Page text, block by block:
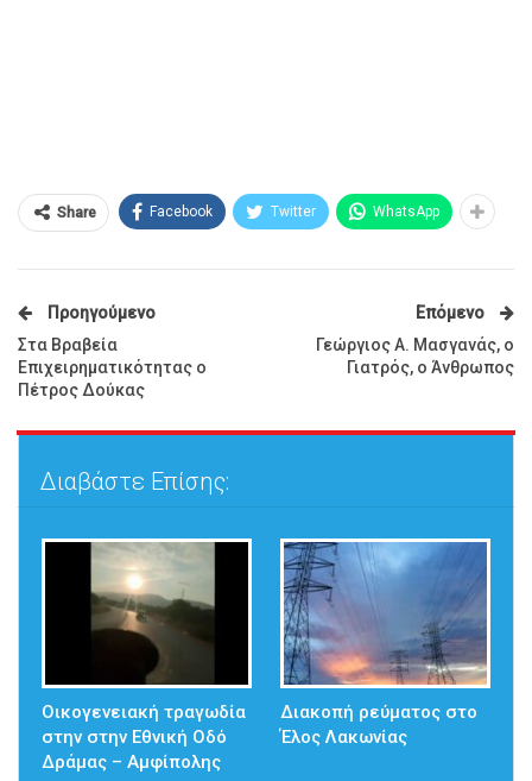
Share Facebook Twitter WhatsApp
Προηγούμενο
Στα Βραβεία
Επιχειρηματικότητας ο
Πέτρος Δούκας
Επόμενο
Γεώργιος Α. Μασγανάς, ο
Γιατρός, ο Άνθρωπος
Διαβάστε Επίσης:
Οικογενειακή τραγωδία
στην στην Εθνική Οδό
Δράμας – Αμφίπολης
Διακοπή ρεύματος στο
Έλος Λακωνίας